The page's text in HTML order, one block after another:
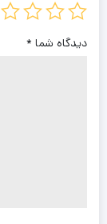
دیدگاه شما *